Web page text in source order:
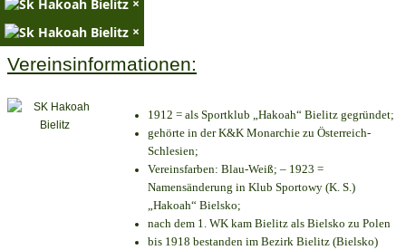
×
Vereinsinformationen:
1912 = als Sportklub „Hakoah“ Bielitz gegründet;
gehörte in der K&K Monarchie zu Österreich-
Schlesien;
Vereinsfarben: Blau-Weiß; – 1923 =
Namensänderung in Klub Sportowy (K. S.)
„Hakoah“ Bielsko;
nach dem 1. WK kam Bielitz als Bielsko zu Polen
bis 1918 bestanden im Bezirk Bielitz (Bielsko)